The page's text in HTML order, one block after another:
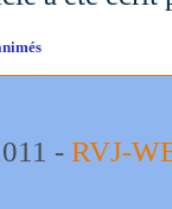
- RVJ-